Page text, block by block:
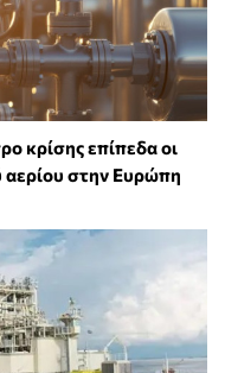
κρίσης επίπεδα οι
αερίου στην Ευρώπη